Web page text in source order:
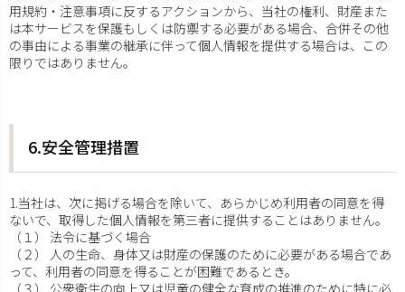
用規約・注意事項に反するアクションから、当社の権利、財産また
は本サービスを保護もしくは防禦する必要がある場合、合併その他
の事由による事業の継承に伴って個人情報を提供する場合は、この
限りではありません。
6.安全管理措置
1.当社は、次に掲げる場合を除いて、あらかじめ利用者の同意を得
ないで、取得した個人情報を第三者に提供することはありません。
（１） 法令に基づく場合
（２） 人の生命、身体又は財産の保護のために必要がある場合であ
って、利用者の同意を得ることが困難であるとき。
（３） 公衆衛生の向上又は児童の健全な育成の推進のために特に必